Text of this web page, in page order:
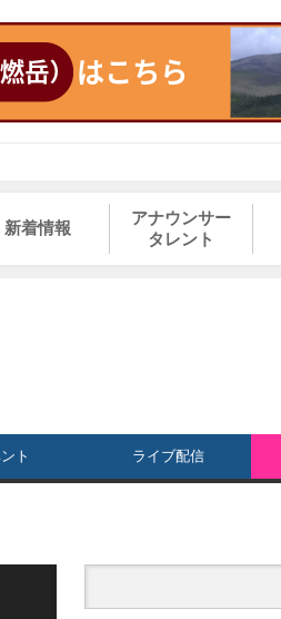
新着情報
アナウンサー
タレント
ト ライブ配信